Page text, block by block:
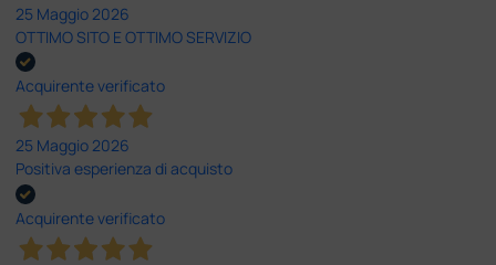
25 Maggio 2026
OTTIMO SITO E OTTIMO SERVIZIO
Acquirente verificato
25 Maggio 2026
Positiva esperienza di acquisto
Acquirente verificato